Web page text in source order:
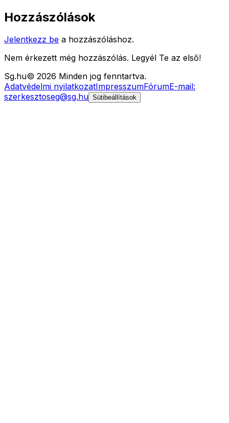
Hozzászólások
Jelentkezz be a hozzászóláshoz.
Nem érkezett még hozzászólás. Legyél Te az első!
Sg.hu© 2026 Minden jog fenntartva.
Adatvédelmi nyilatkozatImpresszumFórumE-mail:
szerkesztoseg@sg.hu Sütibeállítások